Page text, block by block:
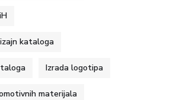
kataloga
Izrada logotipa
materijala